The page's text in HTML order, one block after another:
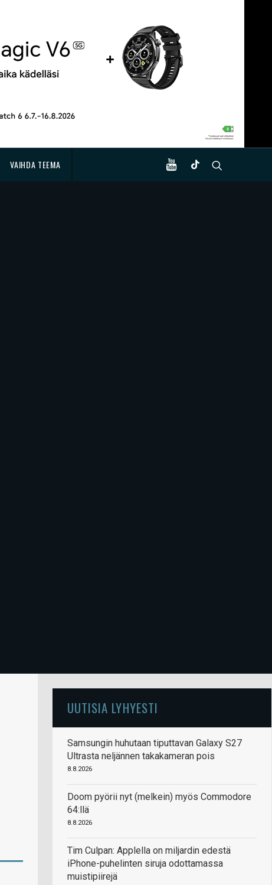
VAIHDA TEEMA
UUTISIA LYHYESTI
Samsungin huhutaan tiputtavan Galaxy S27
Ultrasta neljännen takakameran pois
8.8.2026
Doom pyörii nyt (melkein) myös Commodore
64:llä
8.8.2026
Tim Culpan: Applella on miljardin edestä
iPhone-puhelinten siruja odottamassa
muistipiirejä